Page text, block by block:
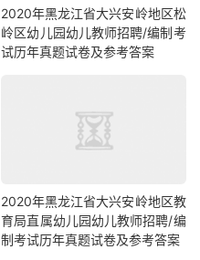
2020年黑龙江省大兴安岭地区松
岭区幼儿园幼儿教师招聘/编制考
试历年真题试卷及参考答案
2020年黑龙江省大兴安岭地区教
育局直属幼儿园幼儿教师招聘/编
制考试历年真题试卷及参考答案